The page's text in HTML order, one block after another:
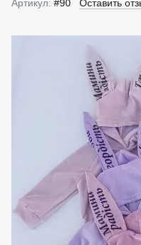
Артикул: #90 Оставить